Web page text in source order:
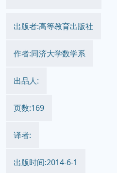
出版者:高等教育出版社
作者:同济大学数学系
出品人:
页数:169
译者:
出版时间:2014-6-1